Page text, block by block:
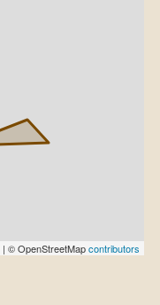
| © OpenStreetMapcontributors